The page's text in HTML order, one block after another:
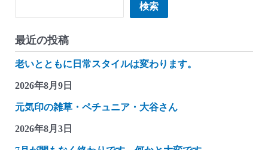
検索
最近の投稿
老いとともに日常スタイルは変わります。
2026年8月9日
元気印の雑草・ペチュニア・大谷さん
2026年8月3日